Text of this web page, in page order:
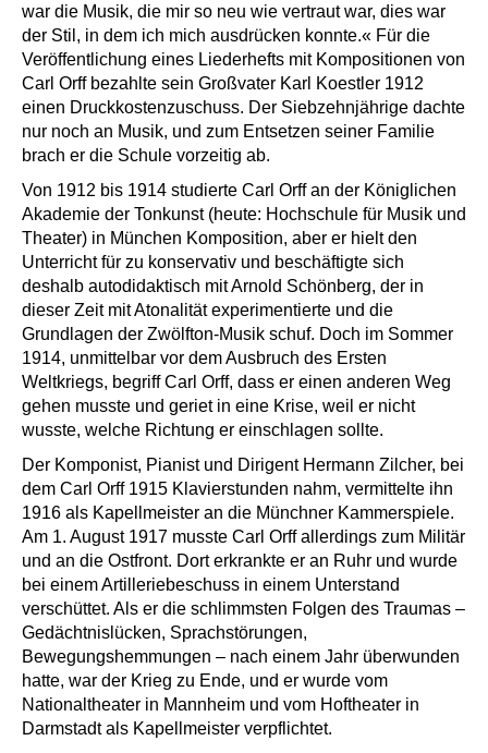
war die Musik, die mir so neu wie vertraut war, dies war
der Stil, in dem ich mich ausdrücken konnte.« Für die
Veröffentlichung eines Liederhefts mit Kompositionen von
Carl Orff bezahlte sein Großvater Karl Koestler 1912
einen Druckkostenzuschuss. Der Siebzehnjährige dachte
nur noch an Musik, und zum Entsetzen seiner Familie
brach er die Schule vorzeitig ab.
Von 1912 bis 1914 studierte Carl Orff an der Königlichen
Akademie der Tonkunst (heute: Hochschule für Musik und
Theater) in München Komposition, aber er hielt den
Unterricht für zu konservativ und beschäftigte sich
deshalb autodidaktisch mit Arnold Schönberg, der in
dieser Zeit mit Atonalität experimentierte und die
Grundlagen der Zwölfton-Musik schuf. Doch im Sommer
1914, unmittelbar vor dem Ausbruch des Ersten
Weltkriegs, begriff Carl Orff, dass er einen anderen Weg
gehen musste und geriet in eine Krise, weil er nicht
wusste, welche Richtung er einschlagen sollte.
Der Komponist, Pianist und Dirigent Hermann Zilcher, bei
dem Carl Orff 1915 Klavierstunden nahm, vermittelte ihn
1916 als Kapellmeister an die Münchner Kammerspiele.
Am 1. August 1917 musste Carl Orff allerdings zum Militär
und an die Ostfront. Dort erkrankte er an Ruhr und wurde
bei einem Artilleriebeschuss in einem Unterstand
verschüttet. Als er die schlimmsten Folgen des Traumas –
Gedächtnislücken, Sprachstörungen,
Bewegungshemmungen – nach einem Jahr überwunden
hatte, war der Krieg zu Ende, und er wurde vom
Nationaltheater in Mannheim und vom Hoftheater in
Darmstadt als Kapellmeister verpflichtet.